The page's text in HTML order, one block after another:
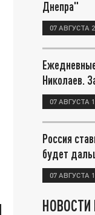
Днепра"
07 АВГУСТА
Николаев.
07 АВГУСТА
Россия
будет
07 АВГУСТА
НОВОСТИ